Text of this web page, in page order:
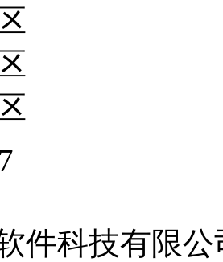
件科技有限